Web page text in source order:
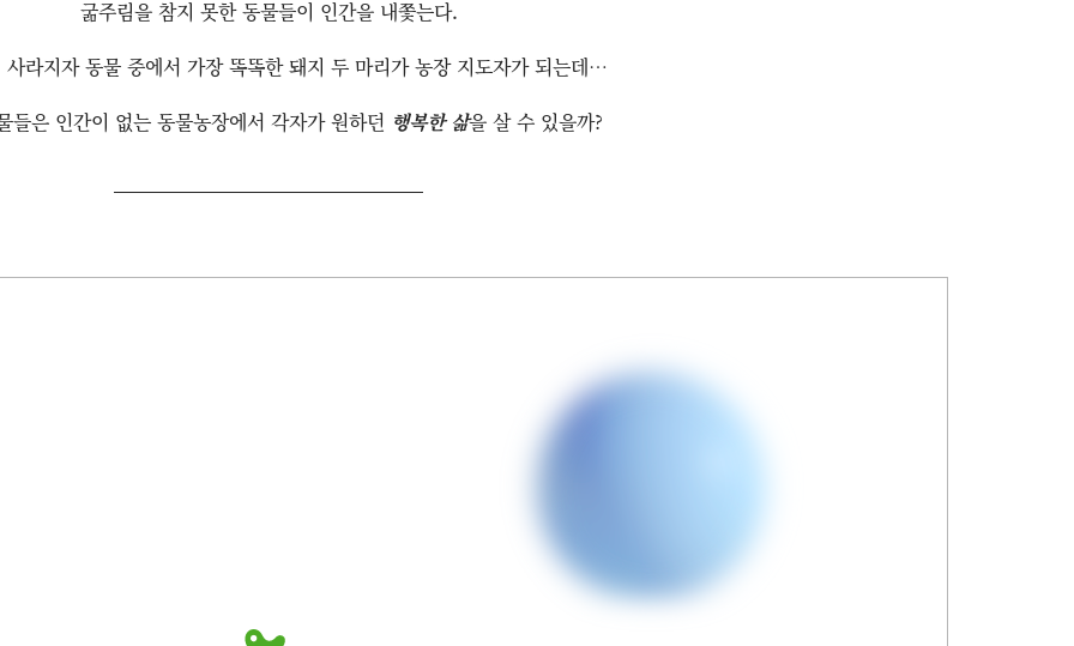
굶주림을 참지 못한 동물들이 인간을 내쫓는다.
사라지자 동물 중에서 가장 똑똑한 돼지 두 마리가 농장 지도자가 되는데…
들은 인간이 없는 동물농장에서 각자가 원하던 행복한 삶을 살 수 있을까?